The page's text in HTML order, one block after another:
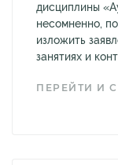
дисциплины
несомненно,
изложить
занятиях и
ПЕРЕЙТИ И